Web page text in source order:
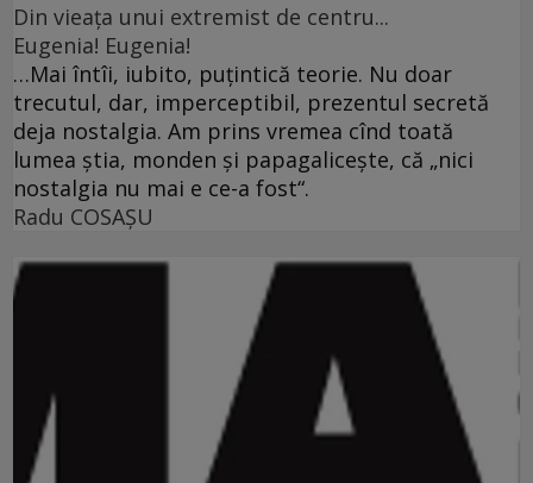
Din vieaţa unui extremist de centru...
Eugenia! Eugenia!
…Mai întîi, iubito, puţintică teorie. Nu doar
trecutul, dar, imperceptibil, prezentul secretă
deja nostalgia. Am prins vremea cînd toată
lumea ştia, monden şi papagaliceşte, că „nici
nostalgia nu mai e ce-a fost“.
Radu COSAŞU